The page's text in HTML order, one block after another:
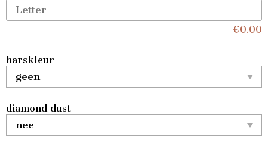
€0.00
harskleur
diamond dust